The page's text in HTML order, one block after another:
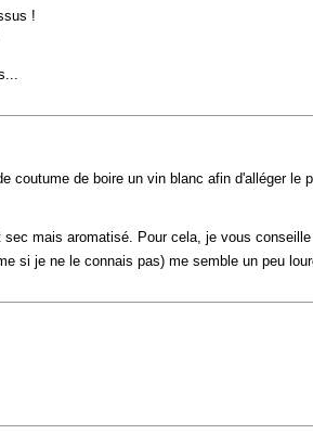
!
coutume de boire un vin blanc afin d'alléger le
mais aromatisé. Pour cela, je vous
si je ne le connais pas) me semble un peu